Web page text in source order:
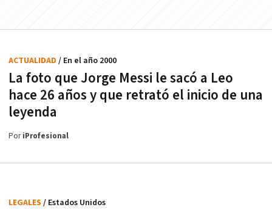
La foto que Jorge Messi le sacó a Leo
hace 26 años y que retrató el inicio de una
leyenda
ACTUALIDAD / En el año 2000
PoriProfesional
LEGALES / Estados Unidos